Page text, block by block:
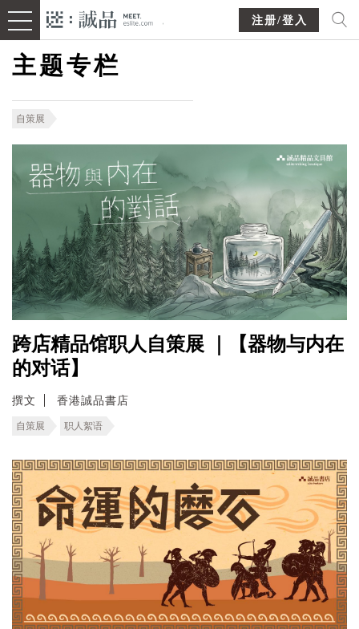
注册/登入
主题专栏
自策展
跨店精品馆职人自策展 ｜【器物与内在
的对话】
撰文 香港誠品書店
自策展 职人絮语